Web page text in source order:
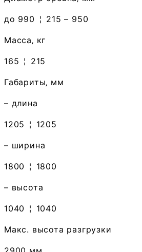
до 990 ¦ 215 – 950
Масса‚ кг
165 ¦ 215
Габариты‚ мм
– длина
1205 ¦ 1205
– ширина
1800 ¦ 1800
– высота
1040 ¦ 1040
Макс. высота разгрузки